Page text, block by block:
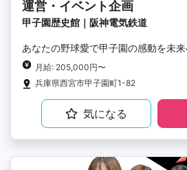
運営・イベント企画
甲子園歴史館｜阪神電気鉄道
あなたの野球愛で甲子園の感動を未来
月給: 205,000円〜
兵庫県西宮市甲子園町1-82
気になる